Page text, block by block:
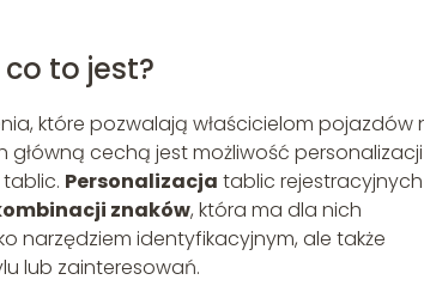
to jest?
które pozwalają właścicielom pojazdów
cechą jest możliwość personalizacji
Personalizacja tablic rejestracyjnych
znaków, która ma dla nich
narzędziem identyfikacyjnym, ale także
lub zainteresowań.